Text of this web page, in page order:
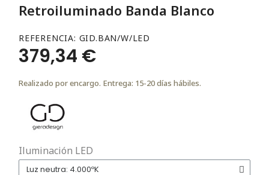
Retroiluminado Banda Blanco
REFERENCIA GID.BAN/W/LED
379,34 €
Realizado por encargo. Entrega: 15-20 días hábiles.
Iluminación LED